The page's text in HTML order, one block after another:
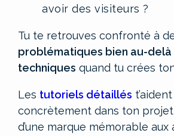
avoir des visiteurs ?
Tu te retrouves confronté à
problématiques bien au-delà
techniques quand tu crées
Les tutoriels détaillés
concrètement dans ton
d’une marque mémorable